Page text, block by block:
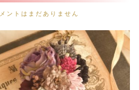
ントはまだありません